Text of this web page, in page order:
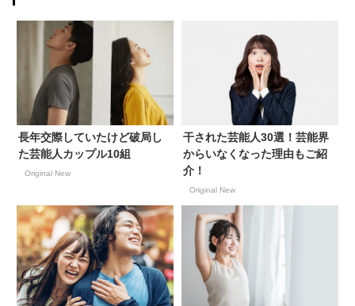
長年交際していたけど破局し
た芸能人カップル10組
Original New
干された芸能人30選！芸能界
からいなくなった理由もご紹
介！
Original New